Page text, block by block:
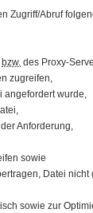
Zugriff/Abruf
bzw. des Proxy-
zugreifen,
angefordert wurde,
Anforderung,
sowie
Datei nicht
sowie zur